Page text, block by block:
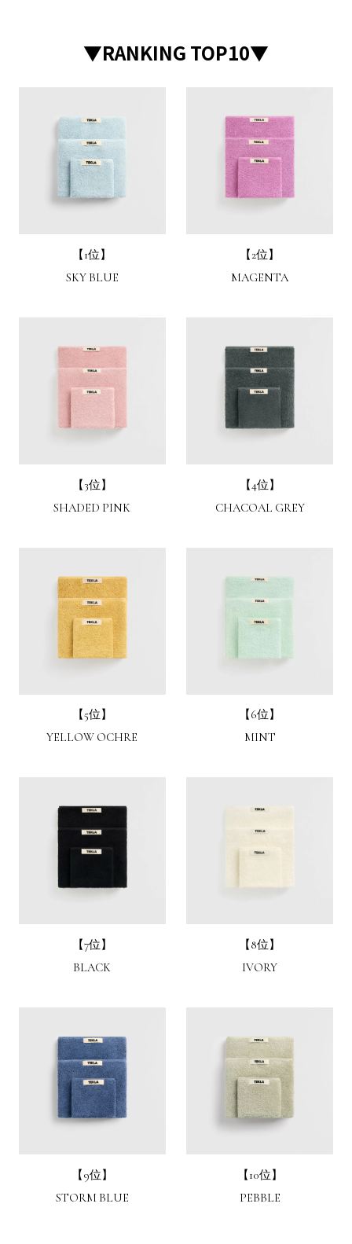
▼RANKING TOP10▼
【1位】
SKY BLUE
【2位】
MAGENTA
【3位】
SHADED PINK
【4位】
CHACOAL GREY
【5位】
YELLOW OCHRE
【6位】
MINT
【7位】
BLACK
【8位】
IVORY
【9位】
STORM BLUE
【10位】
PEBBLE